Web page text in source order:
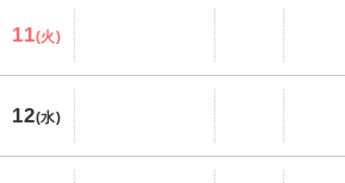
11(火)
12(水)